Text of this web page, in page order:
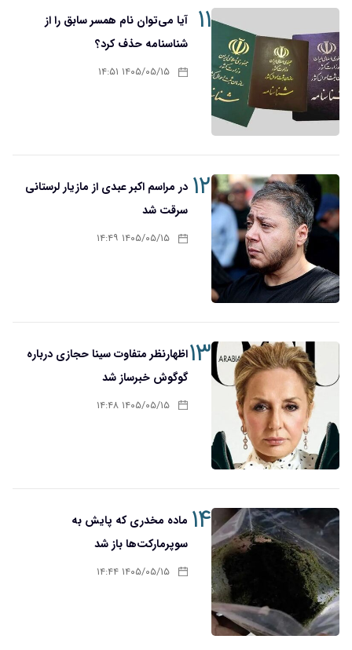
۱۱
آیا می‌توان نام همسر سابق را از
شناسنامه حذف کرد؟
۱۴۰۵/۰۵/۱۵ ۱۴:۵۱
۱۲ در مراسم اکبر عبدی از مازیار لرستانی
سرقت شد
۱۴۰۵/۰۵/۱۵ ۱۴:۴۹
۱۳اظهارنظر متفاوت سینا حجازی درباره
گوگوش خبرساز شد
۱۴۰۵/۰۵/۱۵ ۱۴:۴۸
۱۴ ماده مخدری که پایش به
سوپرمارکت‌ها باز شد
۱۴۰۵/۰۵/۱۵ ۱۴:۴۴